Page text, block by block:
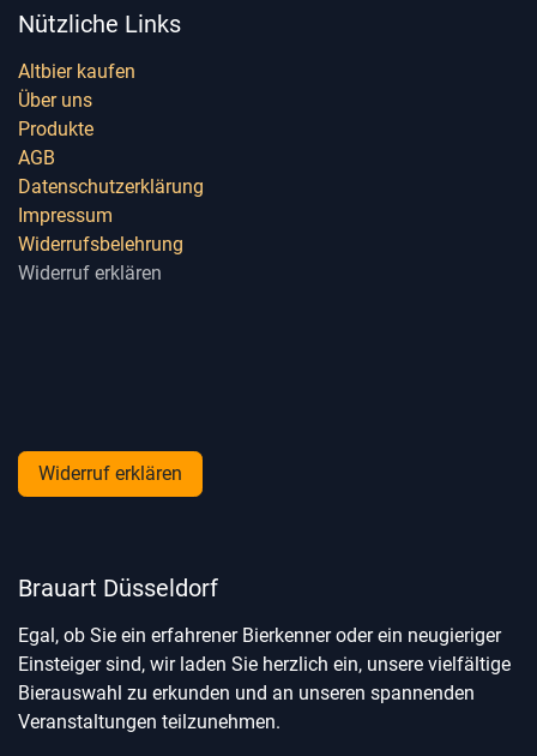
Nützliche Links
Altbier kaufen
Über uns
Produkte
AGB
Datenschutzerklärung
Impressum
Widerrufsbelehrung
Widerruf erklären
Widerruf erklären
Brauart Düsseldorf
Egal, ob Sie ein erfahrener Bierkenner oder ein neugieriger
Einsteiger sind, wir laden Sie herzlich ein, unsere vielfältige
Bierauswahl zu erkunden und an unseren spannenden
Veranstaltungen teilzunehmen.